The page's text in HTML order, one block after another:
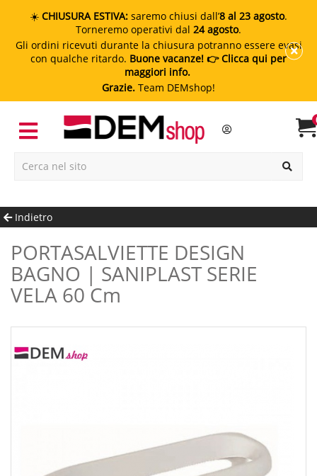
☀️ CHIUSURA ESTIVA: saremo chiusi dall’8 al 23 agosto.
Torneremo operativi dal 24 agosto.
Gli ordini ricevuti durante la chiusura potranno essere evasi
con qualche ritardo. Buone vacanze! 👉 Clicca qui per
maggiori info.
Grazie. Team DEMshop!
Indietro
PORTASALVIETTE DESIGN
BAGNO | SANIPLAST SERIE
VELA 60 Cm